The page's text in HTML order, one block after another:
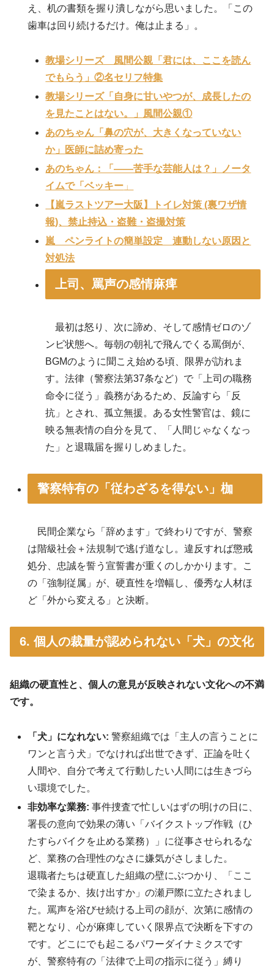
え、机の書類を握り潰しながら思いました。「この
歯車は回り続けるだけ。俺は止まる」。
教場シリーズ 風間公親「君には、ここを読ん
でもらう」②名セリフ特集
教場シリーズ「自身に甘いやつが、成長したの
を見たことはない。」風間公親①
あのちゃん「鼻の穴が、大きくなっていない
か」医師に詰め寄った
あのちゃん：「——苦手な芸能人は？」ノータ
イムで「ベッキー 」
【嵐ラストツアー大阪】トイレ対策 (裏ワザ情
報)、禁止持込・盗難・盗撮対策
嵐 ペンライトの簡単設定 連動しない原因と
対処法
上司、罵声の感情麻痺
最初は怒り、次に諦め、そして感情ゼロのゾ
ンビ状態へ。毎朝の朝礼で飛んでくる罵倒が、
BGMのように聞こえ始める頃、限界が訪れま
す。法律（警察法第37条など）で「上司の職務
命令に従う」義務があるため、反論すら「反
抗」とされ、孤立無援。ある女性警官は、鏡に
映る無表情の自分を見て、「人間じゃなくなっ
た」と退職届を握りしめました。
警察特有の「従わざるを得ない」枷
民間企業なら「辞めます」で終わりですが、警察
は階級社会＋法規制で逃げ道なし。違反すれば懲戒
処分、忠誠を誓う宣誓書が重くのしかかります。こ
の「強制従属」が、硬直性を増幅し、優秀な人材ほ
ど「外から変える」と決断。
6. 個人の裁量が認められない「犬」の文化
組織の硬直性と、個人の意見が反映されない文化への不満
です。
「犬」になれない: 警察組織では「主人の言うことに
ワンと言う犬」でなければ出世できず、正論を吐く
人間や、自分で考えて行動したい人間には生きづら
い環境でした 。
非効率な業務: 事件捜査で忙しいはずの明けの日に、
署長の意向で効果の薄い「バイクストップ作戦（ひ
たすらバイクを止める業務）」に従事させられるな
ど、業務の合理性のなさに嫌気がさしました。
退職者たちは硬直した組織の壁にぶつかり、「ここ
で染まるか、抜け出すか」の瀬戸際に立たされまし
た。罵声を浴びせ続ける上司の顔が、次第に感情の
靶となり、心が麻痺していく限界点で決断を下すの
です。どこにでも起こるパワーダイナミクスです
が、警察特有の「法律で上司の指示に従う」縛り